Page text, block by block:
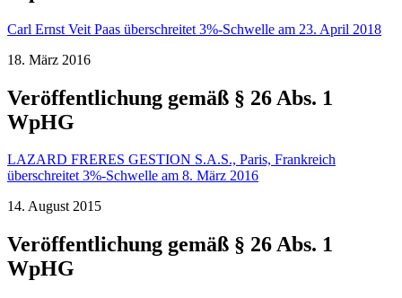
Carl Ernst Veit Paas überschreitet 3%-Schwelle am 23. April 2018
18. März 2016
Veröffentlichung gemäß § 26 Abs. 1
WpHG
LAZARD FRERES GESTION S.A.S., Paris, Frankreich
überschreitet 3%-Schwelle am 8. März 2016
14. August 2015
Veröffentlichung gemäß § 26 Abs. 1
WpHG